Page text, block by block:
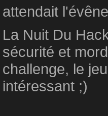
attendait
La Nuit Du
sécurité et
challenge, le
intéressant ;)